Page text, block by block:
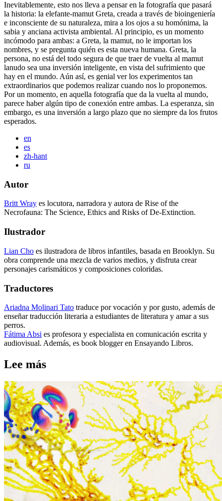
Inevitablemente, esto nos lleva a pensar en la fotografía que pasará
la historia: la elefante-mamut Greta, creada a través de bioingeniería
e inconsciente de su naturaleza, mira a los ojos a su homónima, la
sabia y anciana activista ambiental. Al principio, es un momento
incómodo para ambas: a Greta, la mamut, no le importan los
nombres, y se pregunta quién es esta nueva humana. Greta, la
persona, no está del todo segura de que traer de vuelta al mamut
lanudo sea una inversión inteligente, en vista del sufrimiento que
hay en el mundo. Aún así, es genial ver los experimentos tan
extraordinarios que podemos realizar cuando nos lo proponemos.
Por un momento, en aquella fotografía que da la vuelta al mundo,
parece haber algún tipo de conexión entre ambas. La esperanza, sin
embargo, es una inversión a largo plazo que no siempre da los frutos
esperados.
Traducir
artículo
en
es
zh-hant
ru
Autor
Britt Wray es locutora, narradora y autora de Rise of the
Necrofauna: The Science, Ethics and Risks of De-Extinction.
Ilustrador
Lian Cho es ilustradora de libros infantiles, basada en Brooklyn. Su
obra comprende una mezcla de varios medios, y disfruta crear
personajes carismáticos y composiciones coloridas.
Traductores
Ariadna Molinari Tato traduce por vocación y por gusto, además de
enseñar traducción literaria a estudiantes de literatura y amar a sus
perros.
Fátima Absi es profesora y especialista en comunicación escrita y
audiovisual. Además, es book blogger en Ensayando Libros.
Lee más